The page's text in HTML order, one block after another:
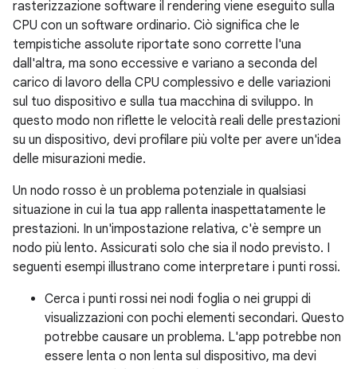
rasterizzazione software il rendering viene eseguito sulla
CPU con un software ordinario. Ciò significa che le
tempistiche assolute riportate sono corrette l'una
dall'altra, ma sono eccessive e variano a seconda del
carico di lavoro della CPU complessivo e delle variazioni
sul tuo dispositivo e sulla tua macchina di sviluppo. In
questo modo non riflette le velocità reali delle prestazioni
su un dispositivo, devi profilare più volte per avere un'idea
delle misurazioni medie.
Un nodo rosso è un problema potenziale in qualsiasi
situazione in cui la tua app rallenta inaspettatamente le
prestazioni. In un'impostazione relativa, c'è sempre un
nodo più lento. Assicurati solo che sia il nodo previsto. I
seguenti esempi illustrano come interpretare i punti rossi.
Cerca i punti rossi nei nodi foglia o nei gruppi di
visualizzazioni con pochi elementi secondari. Questo
potrebbe causare un problema. L'app potrebbe non
essere lenta o non lenta sul dispositivo, ma devi